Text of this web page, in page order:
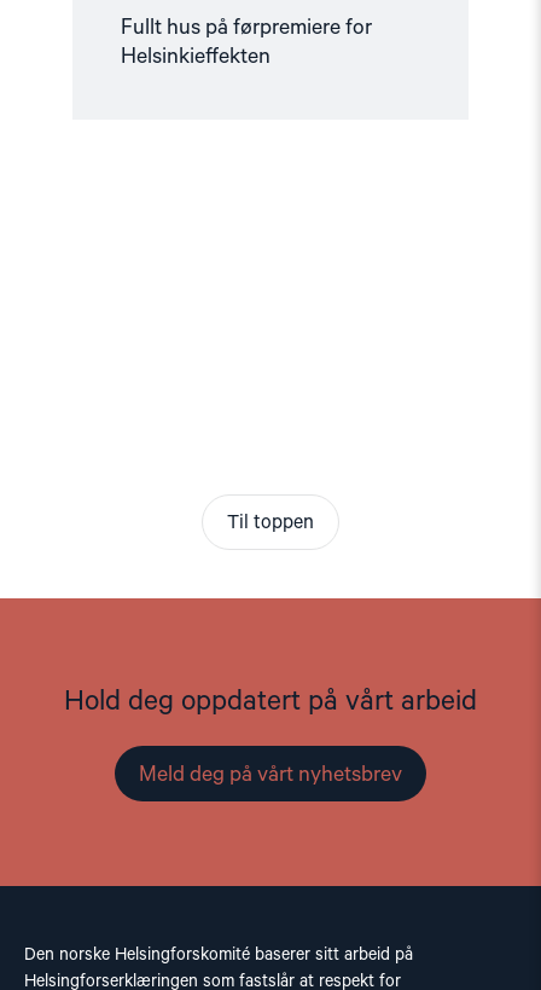
Fullt hus på førpremiere for
Helsinkieffekten
Til toppen
Hold deg oppdatert på vårt arbeid
Meld deg på vårt nyhetsbrev
Den norske Helsingforskomité baserer sitt arbeid på
Helsingforserklæringen som fastslår at respekt for